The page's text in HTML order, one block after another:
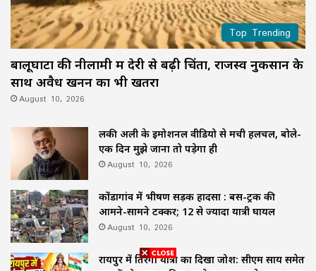
Top Trending
बालूघाटों की नीलामी में देरी से बढ़ी चिंता, राजस्व नुकसान के
साथ अवैध खनन का भी खतरा
August 10, 2026
लकी अली के इमोशनल वीडियो से मची हलचल, बोले-
एक दिन मुझे जाना तो पड़ेगा ही
August 10, 2026
कोंडागांव में भीषण सड़क हादसा : बस-ट्रक की
आमने-सामने टक्कर; 12 से ज्यादा यात्री घायल
August 10, 2026
रायपुर में तिरंगा यात्रा का दिखा जोश: सीएम साय समेत